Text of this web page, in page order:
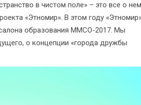
в чистом поле» – это все о
«Этномир». В этом году
образования ММСО-2017. Мы
о концепции «города дружбы